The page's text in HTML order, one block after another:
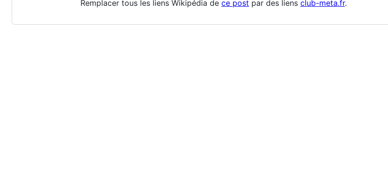
Remplacer tous les liens Wikipédia de ce post par des liens club-meta.fr.